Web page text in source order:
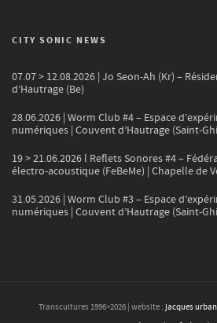
CITY SONIC NEWS
07.07 > 12.08.2026 | Jo Seon-Ah (Kr) –
d’Hautrage (Be)
28.06.2026 | Worm Club #4 – Espace
numériques | Couvent d’Hautrage (Saint-
19 > 21.06.2026 l Reflets Sonores #4 –
électro-acoustique (FeBeMe) | Chapelle de
31.05.2026 | Worm Club #3 – Espace
numériques | Couvent d’Hautrage (Saint-
Transcultures 1996>2026 | website : jacques